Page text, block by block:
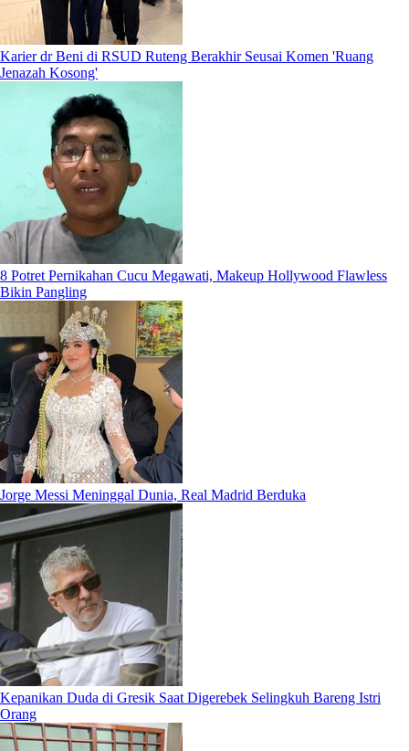
Karier dr Beni di RSUD Ruteng Berakhir Seusai Komen 'Ruang
Jenazah Kosong'
8 Potret Pernikahan Cucu Megawati, Makeup Hollywood Flawless
Bikin Pangling
Jorge Messi Meninggal Dunia, Real Madrid Berduka
Kepanikan Duda di Gresik Saat Digerebek Selingkuh Bareng Istri
Orang